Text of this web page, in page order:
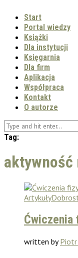
Start
Portal wiedzy
Książki
Dla instytucji
Księgarnia
Dla firm
Aplikacja
Współpraca
Kontakt
O autorze
Tag:
aktywność
Artykuły
Ćwiczenia
written byPiotr